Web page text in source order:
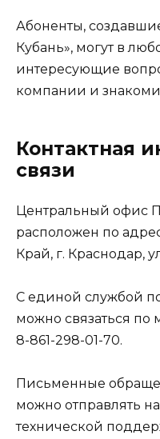
Абоненты,
Кубань», могут в
интересующие
компании и
Контактная
связи
Центральный офис
расположен по
Край, г. Краснодар,
С единой службой
можно связаться по
8-861-298-01-70.
Письменные
можно отправлять
технической